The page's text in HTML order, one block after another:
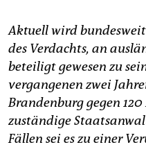
Aktuell wird bundesweit
des Verdachts, an
beteiligt gewesen zu
vergangenen zwei
Brandenburg gegen
zuständige
Fällen sei es zu einer